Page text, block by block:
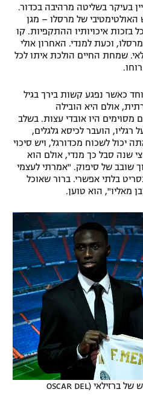
עסק
בעיקר בשליטה מרהיבה בכדור.
של מרסלו – מגן
בזכות איכויותיו ההתקפיות. קו
וכעת למנדי. האחרון אולי
שמחת החיים הולכת איתו לכל
כאשר נפגע קשות בירך בגיל
אולם היא הובילה
היו אובדי עצות. בשלב
הועבר לכיסא גלגלים,
יכול לשכוח מכדורגל, ויש סיכוי
שנה סבל כך מנדי, אולם הוא
שובב של סיפוק. "אמרתי לעצמי
בלתי אפשרי. ברור שאוכל
מאליו", הוא טוען.
מנדי מוצג בריאל. צרפתי עם נפש של ברזילאי (OSCAR DEL